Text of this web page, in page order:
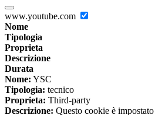
www.youtube.com
Nome
Tipologia
Proprieta
Descrizione
Durata
Nome: YSC
Tipologia: tecnico
Proprieta: Third-party
Descrizione: Questo cookie è